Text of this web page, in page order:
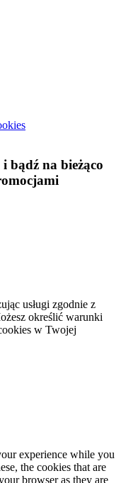
bądź na bieżąco
usługi zgodnie z
określić warunki
w Twojej
experience while you
the cookies that are
browser as they are